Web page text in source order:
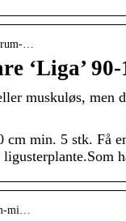
…
‘Liga’
muskuløs, men
cm min. 5 stk. Få
mi…